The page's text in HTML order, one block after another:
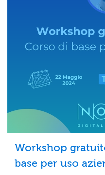
Workshop
base per uso